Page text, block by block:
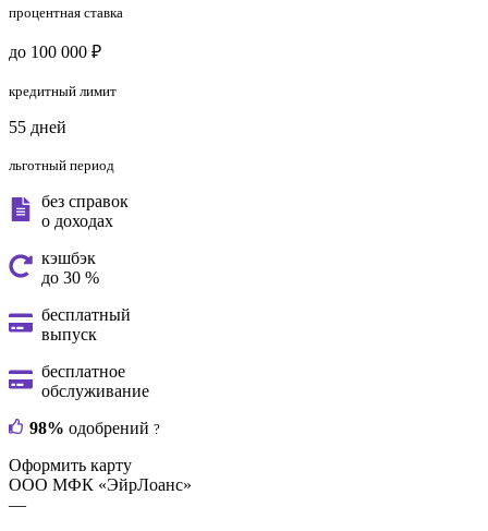
процентная ставка
до 100 000 ₽
кредитный лимит
55 дней
льготный период
без справок
о доходах
кэшбэк
до 30 %
бесплатный
выпуск
бесплатное
обслуживание
98% одобрений ?
Оформить карту
ООО МФК «ЭйрЛоанс»
—